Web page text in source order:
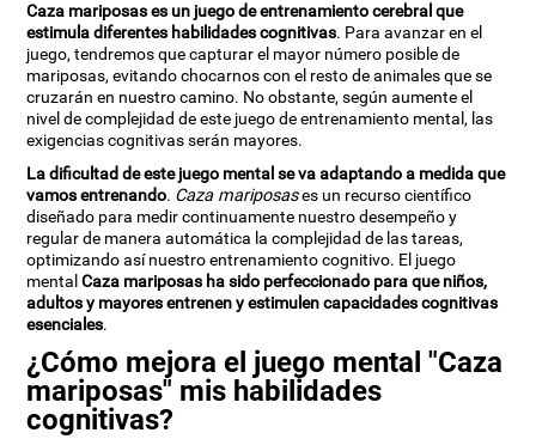
Caza mariposas es un juego de entrenamiento cerebral que
estimula diferentes habilidades cognitivas. Para avanzar en el
juego, tendremos que capturar el mayor número posible de
mariposas, evitando chocarnos con el resto de animales que se
cruzarán en nuestro camino. No obstante, según aumente el
nivel de complejidad de este juego de entrenamiento mental, las
exigencias cognitivas serán mayores.
La dificultad de este juego mental se va adaptando a medida que
vamos entrenando. Caza mariposases un recurso científico
diseñado para medir continuamente nuestro desempeño y
regular de manera automática la complejidad de las tareas,
optimizando así nuestro entrenamiento cognitivo. El juego
mentalCaza mariposas ha sido perfeccionado para que niños,
adultos y mayores entrenen y estimulen capacidades cognitivas
esenciales.
¿Cómo mejora el juego mental "Caza
mariposas" mis habilidades
cognitivas?